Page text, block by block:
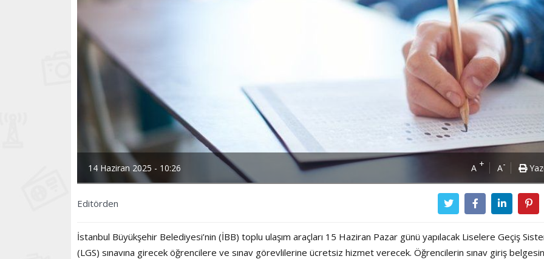
14 Haziran 2025 - 10:26 A + A-
Editörden
İstanbul Büyükşehir Belediyesi’nin (İBB) toplu ulaşım araçları 15 Haziran Pazar günü yapılacak Liselere Geçiş
(LGS) sınavına girecek öğrencilere ve sınav görevlilerine ücretsiz hizmet verecek. Öğrencilerin sınav giriş